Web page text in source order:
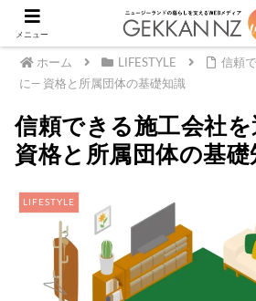
ホーム LIFESTYLE
信頼
に― 資格と所属団体の基礎知識
信頼できる施工会社
資格と所属団体の基礎
LIFESTYLE
メニュー